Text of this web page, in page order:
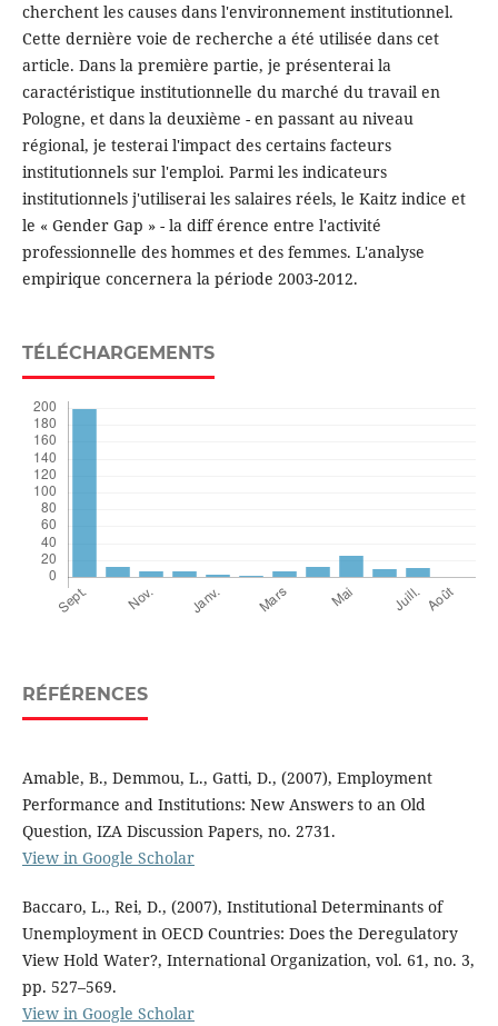
cherchent les causes dans l'environnement institutionnel.
Cette dernière voie de recherche a été utilisée dans cet
article. Dans la première partie, je présenterai la
caractéristique institutionnelle du marché du travail en
Pologne, et dans la deuxième - en passant au niveau
régional, je testerai l'impact des certains facteurs
institutionnels sur l'emploi. Parmi les indicateurs
institutionnels j'utiliserai les salaires réels, le Kaitz indice et
le « Gender Gap » - la diff érence entre l'activité
professionnelle des hommes et des femmes. L'analyse
empirique concernera la période 2003-2012.
TÉLÉCHARGEMENTS
RÉFÉRENCES
Amable, B., Demmou, L., Gatti, D., (2007), Employment
Performance and Institutions: New Answers to an Old
Question, IZA Discussion Papers, no. 2731.
View in Google Scholar
Baccaro, L., Rei, D., (2007), Institutional Determinants of
Unemployment in OECD Countries: Does the Deregulatory
View Hold Water?, International Organization, vol. 61, no. 3,
pp. 527–569.
View in Google Scholar